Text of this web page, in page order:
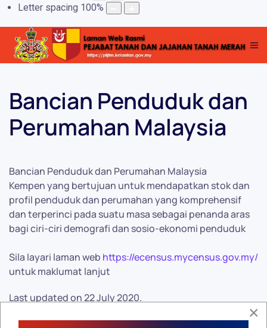
Letter spacing 100%
Bancian Penduduk dan
Perumahan Malaysia
Bancian Penduduk dan Perumahan Malaysia
Kempen yang bertujuan untuk mendapatkan stok dan
profil penduduk dan perumahan yang komprehensif
dan terperinci pada suatu masa sebagai penanda aras
bagi ciri-ciri demografi dan sosio-ekonomi penduduk
Sila layari laman web https://ecensus.mycensus.gov.my/
untuk maklumat lanjut
Last updated on22 July 2020.
×